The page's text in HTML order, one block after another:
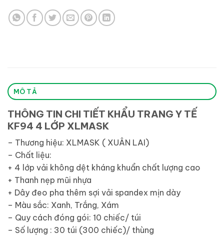
MÔ TẢ
THÔNG TIN CHI TIẾT KHẨU TRANG Y TẾ
KF94 4 LỚP XLMASK
– Thương hiệu: XLMASK ( XUÂN LAI)
– Chất liệu:
+ 4 lớp vải không dệt kháng khuẩn chất lượng cao
+ Thanh nẹp mũi nhựa
+ Dây đeo pha thêm sợi vải spandex mịn dày
– Màu sắc: Xanh, Trắng, Xám
– Quy cách đóng gói: 10 chiếc/ túi
– Số lượng : 30 túi (300 chiếc)/ thùng